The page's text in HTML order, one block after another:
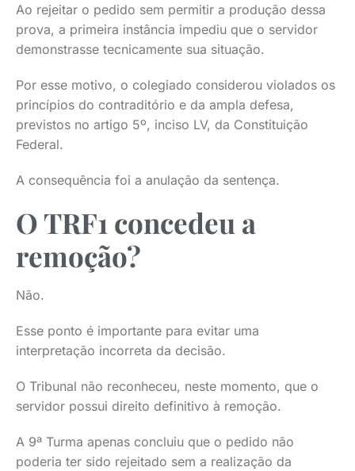
Ao rejeitar o pedido sem permitir a produção dessa
prova, a primeira instância impediu que o servidor
demonstrasse tecnicamente sua situação.
Por esse motivo, o colegiado considerou violados os
princípios do contraditório e da ampla defesa,
previstos no artigo 5º, inciso LV, da Constituição
Federal.
A consequência foi a anulação da sentença.
O TRF1 concedeu a
remoção?
Não.
Esse ponto é importante para evitar uma
interpretação incorreta da decisão.
O Tribunal não reconheceu, neste momento, que o
servidor possui direito definitivo à remoção.
A 9ª Turma apenas concluiu que o pedido não
poderia ter sido rejeitado sem a realização da